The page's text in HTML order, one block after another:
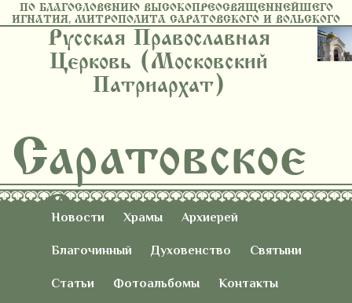
ПО БЛАГОСЛОВЕНИЮ ВЫСОКОПРЕОСВЯЩЕННЕЙШЕГО
ИГНАТИЯ, МИТРОПОЛИТА САРАТОВСКОГО И ВОЛЬСКОГО
Русская Православная
Церковь (Московский
Патриархат)
Саратовское
Восточное
Благочиние
Новости Храмы
Архиерей
Благочинный
Духовенство
Святыни
Статьи
Фотоальбомы Контакты